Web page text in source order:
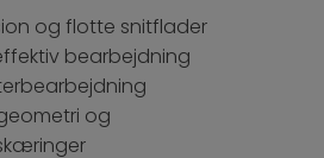
og flotte snitflader
bearbejdning
og